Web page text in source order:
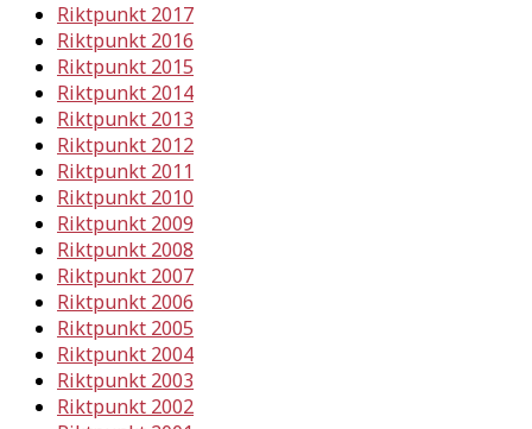
Riktpunkt 2017
Riktpunkt 2016
Riktpunkt 2015
Riktpunkt 2014
Riktpunkt 2013
Riktpunkt 2012
Riktpunkt 2011
Riktpunkt 2010
Riktpunkt 2009
Riktpunkt 2008
Riktpunkt 2007
Riktpunkt 2006
Riktpunkt 2005
Riktpunkt 2004
Riktpunkt 2003
Riktpunkt 2002